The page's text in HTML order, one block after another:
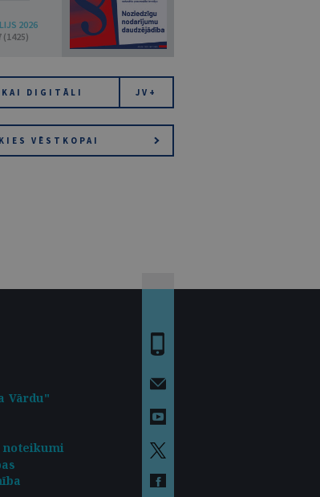
2026
(1425)
DIGITĀLI JV+
VĒSTKOPAI
Vārdu"
noteikumi